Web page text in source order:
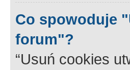
Co spowoduje
forum"?
“Usuń cookies